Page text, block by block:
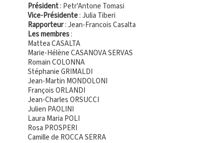
Président: Petr'Antone Tomasi
Vice-Présidente: Julia Tiberi
Rapporteur: Jean-Francois Casalta
Les membres:
Mattea CASALTA
Marie-Hélène CASANOVA SERVAS
Romain COLONNA
Stéphanie GRIMALDI
Jean-Martin MONDOLONI
François ORLANDI
Jean-Charles ORSUCCI
Julien PAOLINI
Laura Maria POLI
Rosa PROSPERI
Camille de ROCCA SERRA